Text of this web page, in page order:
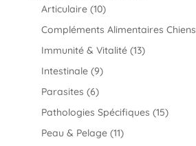
Articulaire 1010
produits
Compléments Alimentaires Chiens
Immunité & Vitalité 1313
Intestinale 99
Parasites 66
produits
Pathologies Spécifiques 1515
Peau & Pelage 1111